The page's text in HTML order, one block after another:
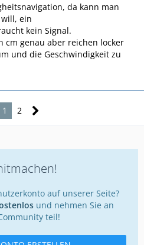
da kann man
ein
kein Signal.
cm genau aber reichen locker
und die Geschwindigkeit zu
1 2
auf unserer Seite?
und nehmen Sie an
teil!